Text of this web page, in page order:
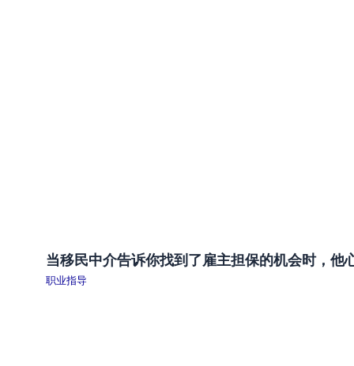
当移民中介告诉你找到了雇主担保的机会时，他
职业指导